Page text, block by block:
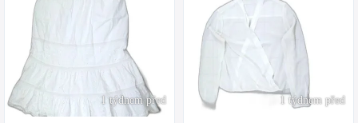
1 týdnem před 1 týdnem před